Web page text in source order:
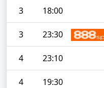
3 18:00
3 23:30
4 23:10
4 19:30